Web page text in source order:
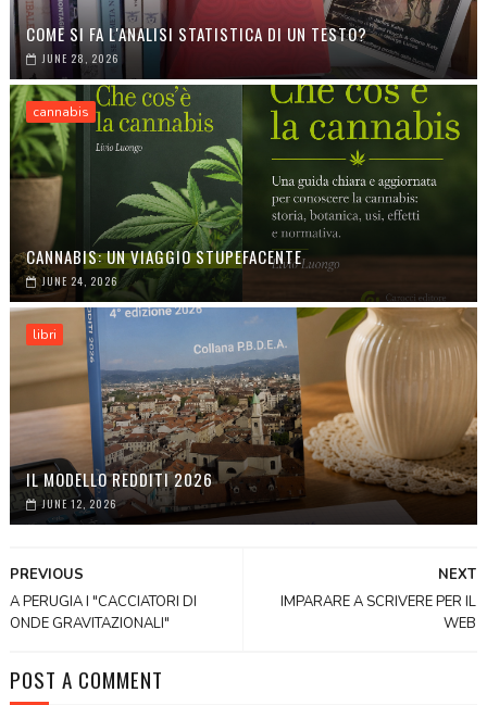
COME SI FA L'ANALISI STATISTICA DI UN TESTO?
JUNE 28, 2026
cannabis
CANNABIS: UN VIAGGIO STUPEFACENTE
JUNE 24, 2026
libri
IL MODELLO REDDITI 2026
JUNE 12, 2026
NEXT
IMPARARE A SCRIVERE PER IL
WEB
PREVIOUS
A PERUGIA I "CACCIATORI DI
ONDE GRAVITAZIONALI"
POST A COMMENT